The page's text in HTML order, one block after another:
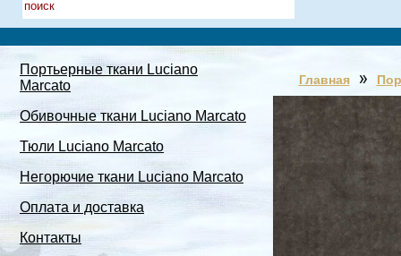
Портьерные ткани Luciano
Marcato
Обивочные ткани Luciano Marcato
Тюли Luciano Marcato
Негорючие ткани Luciano Marcato
Оплата и доставка
Контакты
Главная